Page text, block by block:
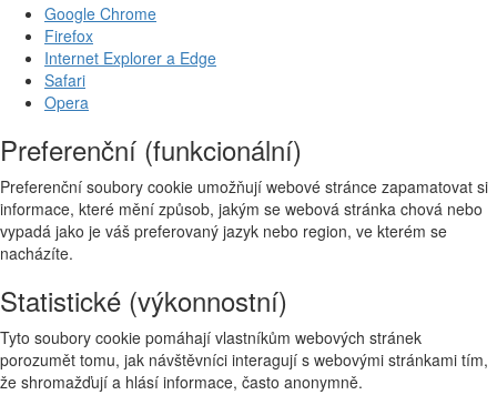
Google Chrome
Firefox
Internet Explorer a Edge
Safari
Opera
Preferenční (funkcionální)
Preferenční soubory cookie umožňují webové stránce zapamatovat si
informace, které mění způsob, jakým se webová stránka chová nebo
vypadá jako je váš preferovaný jazyk nebo region, ve kterém se
nacházíte.
Statistické (výkonnostní)
Tyto soubory cookie pomáhají vlastníkům webových stránek
porozumět tomu, jak návštěvníci interagují s webovými stránkami tím,
že shromažďují a hlásí informace, často anonymně.